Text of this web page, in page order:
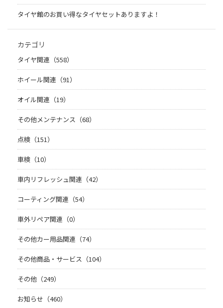
タイヤ館のお買い得なタイヤセットありますよ！
カテゴリ
タイヤ関連（558）
ホイール関連（91）
オイル関連（19）
その他メンテナンス（68）
点検（151）
車検（10）
車内リフレッシュ関連（42）
コーティング関連（54）
車外リペア関連（0）
その他カー用品関連（74）
その他商品・サービス（104）
その他（249）
お知らせ（460）